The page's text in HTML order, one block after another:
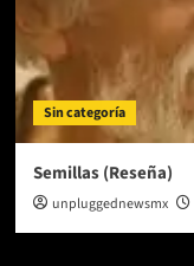
Sin categoría
Semillas (Reseña)
unpluggednewsmx